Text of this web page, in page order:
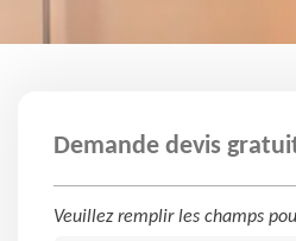
Demande devis
Veuillez remplir les champs